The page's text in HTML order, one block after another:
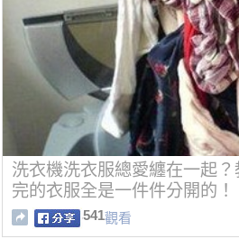
洗衣機洗衣服總愛纏在一起
完的衣服全是一件件分開的！
541觀看